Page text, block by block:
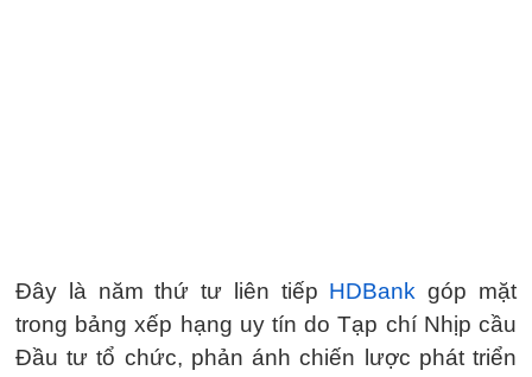
Đây là năm thứ tư liên tiếp HDBank góp mặt
trong bảng xếp hạng uy tín do Tạp chí Nhịp cầu
Đầu tư tổ chức, phản ánh chiến lược phát triển